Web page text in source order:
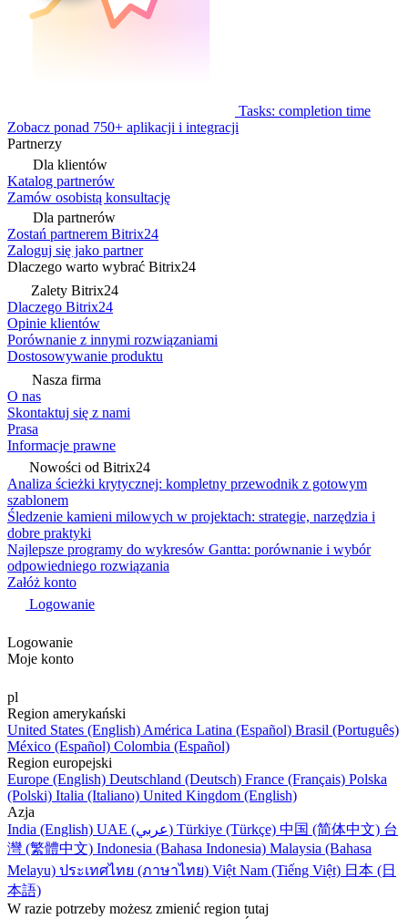
Tasks: completion time
Zobacz ponad 750+ aplikacji i integracji
Partnerzy
Dla klientów
Katalog partnerów
Zamów osobistą konsultację
Dla partnerów
Zostań partnerem Bitrix24
Zaloguj się jako partner
Dlaczego warto wybrać Bitrix24
Zalety Bitrix24
Dlaczego Bitrix24
Opinie klientów
Porównanie z innymi rozwiązaniami
Dostosowywanie produktu
Nasza firma
O nas
Skontaktuj się z nami
Prasa
Informacje prawne
Nowości od Bitrix24
Analiza ścieżki krytycznej: kompletny przewodnik z gotowym
szablonem
Śledzenie kamieni milowych w projektach: strategie, narzędzia i
dobre praktyki
Najlepsze programy do wykresów Gantta: porównanie i wybór
odpowiedniego rozwiązania
Załóż konto
Logowanie
Logowanie
Moje konto
pl
Region amerykański
United States (English) América Latina (Español) Brasil (Português)
México (Español) Colombia (Español)
Region europejski
Europe (English) Deutschland (Deutsch) France (Français) Polska
(Polski) Italia (Italiano) United Kingdom (English)
Azja
India (English)
UAE (عربي) Türkiye (Türkçe) 中国 (简体中文) 台
灣 (繁體中文) Indonesia (Bahasa Indonesia) Malaysia (Bahasa
Melayu) ประเทศไทย (ภาษาไทย) Việt Nam (Tiếng Việt) 日本 (日
本語)
W razie potrzeby możesz zmienić region tutaj